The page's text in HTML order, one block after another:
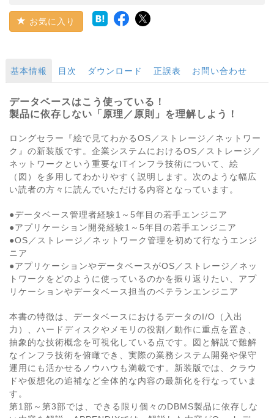
お気に入り
基本情報 目次 ダウンロード 正誤表 お問い合わせ
データベースはこう使っている！
製品に依存しない「原理／原則」を理解しよう！
ロングセラー『絵で見てわかるOS／ストレージ／ネットワー
ク』の新装版です。企業システムにおけるOS／ストレージ／
ネットワークという重要なITインフラ技術について、絵
（図）を多用してわかりやすく説明します。次のような幅広
い読者の方々に読んでいただける内容となっています。
●データベース管理者経験1～5年目の若手エンジニア
●アプリケーション開発経験1～5年目の若手エンジニア
●OS／ストレージ／ネットワーク管理を初めて行なうエンジ
ニア
●アプリケーションやデータベースがOS／ストレージ／ネッ
トワークをどのように使っているのかを振り返りたい、アプ
リケーションやデータベース担当のベテランエンジニア
本書の特徴は、データベースにおけるデータのI/O（入出
力）、ハードディスクやメモリの役割／動作に重点を置き、
抽象的な技術概念を可視化している点です。図と解説で難解
なインフラ技術を俯瞰でき、実際の業務システム開発や保守
運用にも活かせるノウハウも満載です。新装版では、クラウ
ドや仮想化の追補など全体的な内容の最新化を行なっていま
す。
第1部～第3部では、できる限り個々のDBMS製品に依存しな